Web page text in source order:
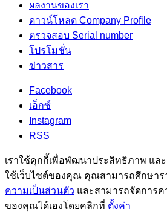
ผลงานของเรา
ดาวน์โหลด Company Profile
ตรวจสอบ Serial number
โปรโมชั่น
ข่าวสาร
Facebook
เอ็กซ์
Instagram
RSS
เราใช้คุกกี้เพื่อพัฒนาประสิทธิภาพ แล
ใช้เว็บไซต์ของคุณ คุณสามารถศึกษาร
ความเป็นส่วนตัว และสามารถจัดการค
ของคุณได้เองโดยคลิกที่ ตั้งค่า